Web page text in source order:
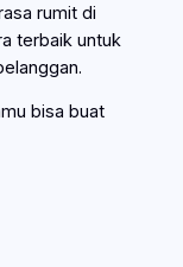
rumit di
terbaik untuk
bisa buat